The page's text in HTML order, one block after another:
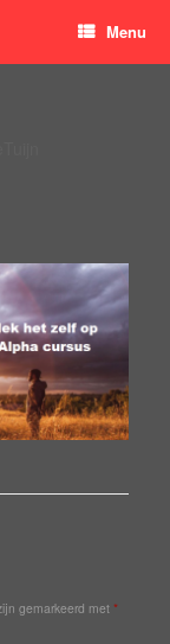
Menu
gemarkeerd met *